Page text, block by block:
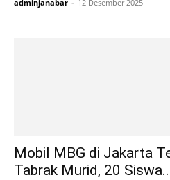
adminjanabar - 12 Desember 2025
Mobil MBG di Jakarta
Tabrak Murid, 20